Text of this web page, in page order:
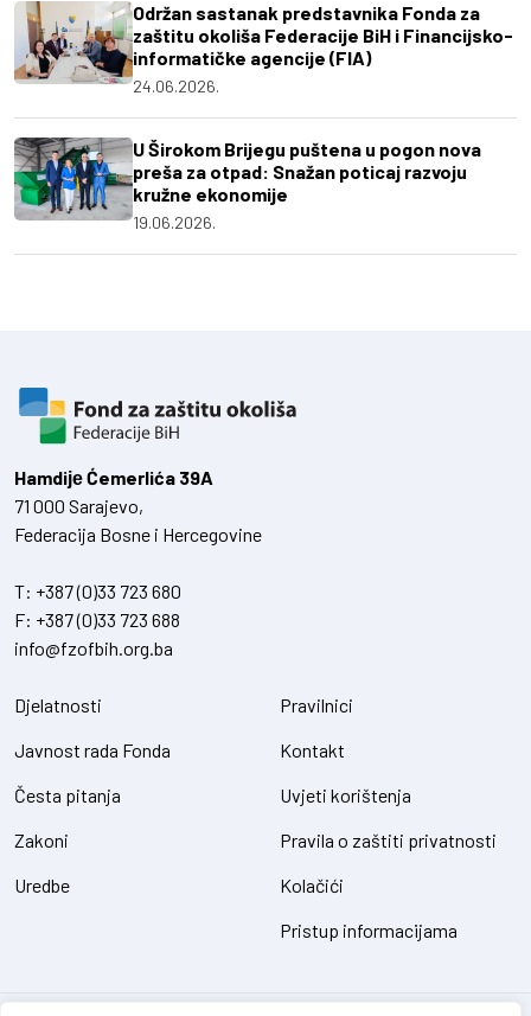
Održan sastanak predstavnika Fonda za
zaštitu okoliša Federacije BiH i Financijsko-
informatičke agencije (FIA)
24.06.2026.
U Širokom Brijegu puštena u pogon nova
preša za otpad: Snažan poticaj razvoju
kružne ekonomije
19.06.2026.
Hamdiје Ćemerlića 39A
71 000 Sarajevo,
Federacija Bosne i Hercegovine
T: +387 (0)33 723 680
F: +387 (0)33 723 688
info@fzofbih.org.ba
Djelatnosti
Javnost rada Fonda
Česta pitanja
Zakoni
Uredbe
Pravilnici
Kontakt
Uvjeti korištenja
Pravila o zaštiti privatnosti
Kolačići
Pristup informacijama